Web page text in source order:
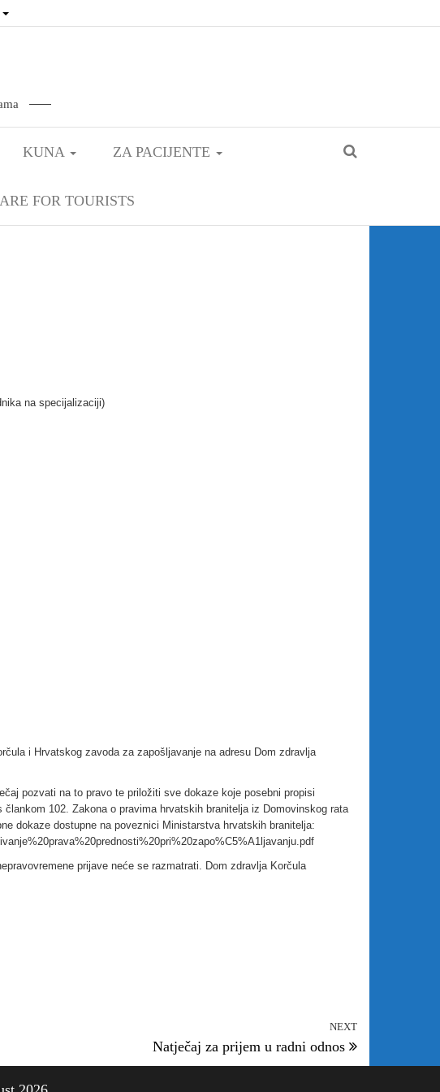
KUNA ZA PACIJENTE
FOR TOURISTS
na specijalizaciji)
i Hrvatskog zavoda za zapošljavanje na adresu Dom zdravlja
pozvati na to pravo te priložiti sve dokaze koje posebni propisi
102. Zakona o pravima hrvatskih branitelja iz Domovinskog rata
dokaze dostupne na poveznici Ministarstva hrvatskih branitelja:
prijave neće se razmatrati. Dom zdravlja Korčula
NEXT
Natječaj za prijem u radni odnos